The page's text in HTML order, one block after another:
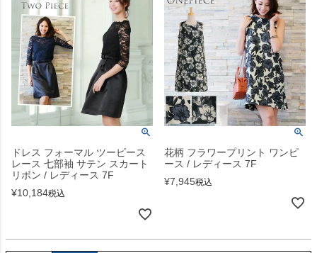
ドレス フォーマル ツーピース
レース 七部袖 サテン スカート
リボン / レディース 7F
¥10,184税込
花柄 フラワープリント ワンピ
ース / レディース 7F
¥7,945税込